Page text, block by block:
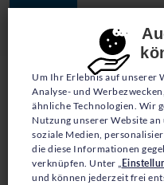
Consent-
Um Ihr Erlebnis auf unserer
Analyse- und
ähnliche Technologien. Wir
Nutzung unserer Website
soziale Medien,
die diese Informationen
verknüpfen. Unter „
und können jederzeit frei
PRESSE